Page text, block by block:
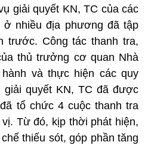
giải quyết KN, TC của các
ở nhiều địa phương đã tập
trước. Công tác thanh tra,
thủ trưởng cơ quan Nhà
và thực hiện các quy
giải quyết KN, TC đã được
tổ chức 4 cuộc thanh tra
Từ đó, kịp thời phát hiện,
thiếu sót, góp phần tăng